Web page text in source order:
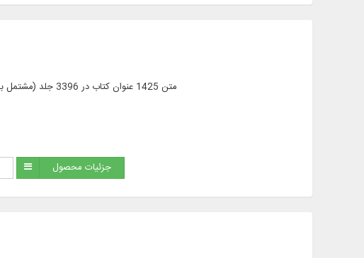
متن 1425 عنوان کتاب در 3396 جلد (مشتمل بر 49 رساله) از متون اصلی و پژوهشی تاریخی و علوم مرتبط به آن به همراه تاریخنامه، تبارنامه
جزئیات محصول